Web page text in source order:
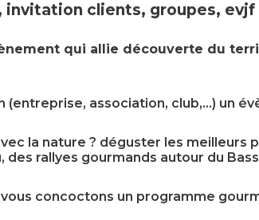
invitation clients, groupes, evjf
qui allie découverte du
association, club,…) un
la nature ? déguster les meilleurs
rallyes gourmands autour du
concoctons un programme